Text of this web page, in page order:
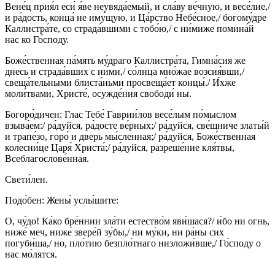
Вене́ц прия́л еси́ я́ве неувяда́емый, и сла́ву ве́чную, и весе́лие,/
и ра́дость, конца́ не иму́щую, и Ца́рство Небе́сное,/ богому́дре
Каллистра́те, со страда́вшими с тобо́ю,/ с ни́миже помина́й
нас ко Го́споду.
Боже́ственная па́мять му́драго Каллистра́та, Гимна́сия же
днесь и страда́вших с ни́ми,/ со́лнца мно́жае возсия́вши,/
свеща́тельными блиста́ньми просвеща́ет концы́./ И́хже
моли́твами, Христе́, осужде́ния свободи́ ны.
Богоро́дичен: Глас Тебе́ Гаврии́лов весе́лым по́мыслом
взыва́ем:/ ра́дуйся, ра́досте ве́рных;/ ра́дуйся, све́щниче златы́й
и трапе́зо, горо́ и дверь мы́сленная;/ ра́дуйся, Боже́ственная
колесни́це Царя́ Христа́;/ ра́дуйся, разреше́ние кля́твы,
Всеблагослове́нная.
Свети́лен.
Подо́бен: Жены́ услы́шите:
О, чу́до! Ка́ко бре́ннии зла́ти естество́м яви́шася?/ и́бо ни огнь,
ниже́ меч, ниже́ звере́й зу́бы,/ ни му́ки, ни ра́ны сих
погуби́ша,/ но, пло́тию безпло́тнаго низложи́вше,/ Го́споду о
нас мо́лятся.